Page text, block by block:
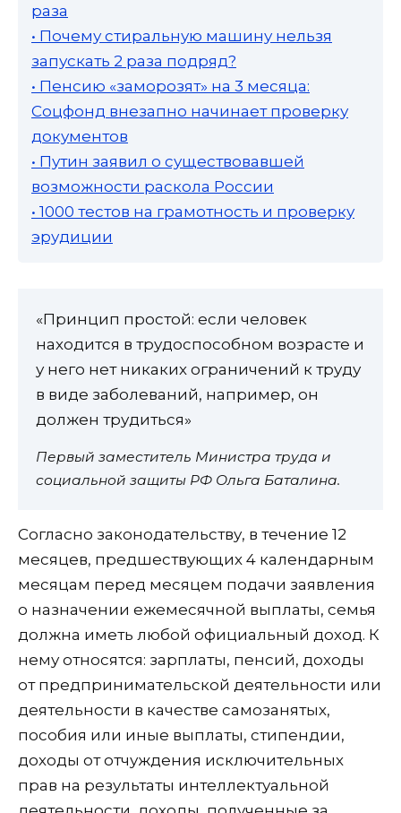
раза
• Почему стиральную машину нельзя
запускать 2 раза подряд?
• Пенсию «заморозят» на 3 месяца:
Соцфонд внезапно начинает проверку
документов
• Путин заявил о существовавшей
возможности раскола России
• 1000 тестов на грамотность и проверку
эрудиции
«Принцип простой: если человек
находится в трудоспособном возрасте и
у него нет никаких ограничений к труду
в виде заболеваний, например, он
должен трудиться»
Первый заместитель Министра труда и
социальной защиты РФ Ольга Баталина.
Согласно законодательству, в течение 12
месяцев, предшествующих 4 календарным
месяцам перед месяцем подачи заявления
о назначении ежемесячной выплаты, семья
должна иметь любой официальный доход. К
нему относятся: зарплаты, пенсий, доходы
от предпринимательской деятельности или
деятельности в качестве самозанятых,
пособия или иные выплаты, стипендии,
доходы от отчуждения исключительных
прав на результаты интеллектуальной